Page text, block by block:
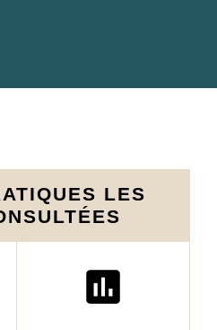
LES
assessment